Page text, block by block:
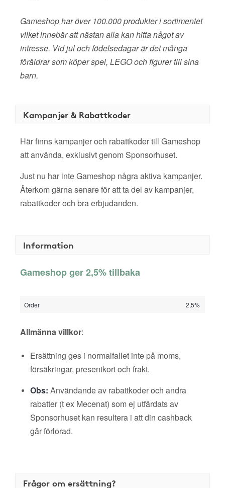
Gameshop har över 100.000 produkter i sortimentet
vilket innebär att nästan alla kan hitta något av
intresse. Vid jul och födelsedagar är det många
föräldrar som köper spel, LEGO och figurer till sina
barn.
Kampanjer & Rabattkoder
Här finns kampanjer och rabattkoder till Gameshop
att använda, exklusivt genom Sponsorhuset.
Just nu har inte Gameshop några aktiva kampanjer.
Återkom gärna senare för att ta del av kampanjer,
rabattkoder och bra erbjudanden.
Information
Gameshop ger 2,5% tillbaka
Order 2,5%
Allmänna villkor:
Ersättning ges i normalfallet inte på moms,
försäkringar, presentkort och frakt.
Obs: Användande av rabattkoder och andra
rabatter (t ex Mecenat) som ej utfärdats av
Sponsorhuset kan resultera i att din cashback
går förlorad.
Frågor om ersättning?